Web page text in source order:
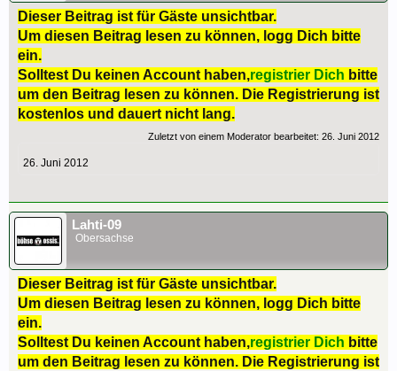
Dieser Beitrag ist für Gäste unsichtbar.
Um diesen Beitrag lesen zu können, logg Dich bitte
ein.
Solltest Du keinen Account haben,registrier Dich bitte
um den Beitrag lesen zu können. Die Registrierung ist
kostenlos und dauert nicht lang.
Zuletzt von einem Moderator bearbeitet: 26. Juni 2012
26. Juni 2012
Lahti-09
Obersachse
Dieser Beitrag ist für Gäste unsichtbar.
Um diesen Beitrag lesen zu können, logg Dich bitte
ein.
Solltest Du keinen Account haben,registrier Dich bitte
um den Beitrag lesen zu können. Die Registrierung ist